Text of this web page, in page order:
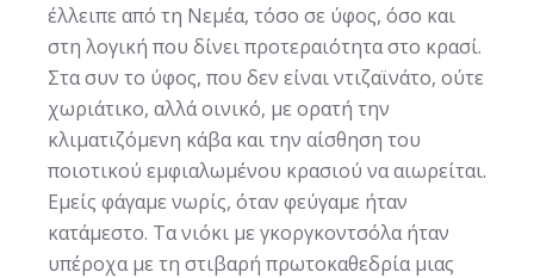
έλλειπε από τη Νεμέα, τόσο σε ύφος, όσο και
στη λογική που δίνει προτεραιότητα στο κρασί.
Στα συν το ύφος, που δεν είναι ντιζαϊνάτο, ούτε
χωριάτικο, αλλά οινικό, με ορατή την
κλιματιζόμενη κάβα και την αίσθηση του
ποιοτικού εμφιαλωμένου κρασιού να αιωρείται.
Εμείς φάγαμε νωρίς, όταν φεύγαμε ήταν
κατάμεστο. Τα νιόκι με γκοργκοντσόλα ήταν
υπέροχα με τη στιβαρή πρωτοκαθεδρία μιας